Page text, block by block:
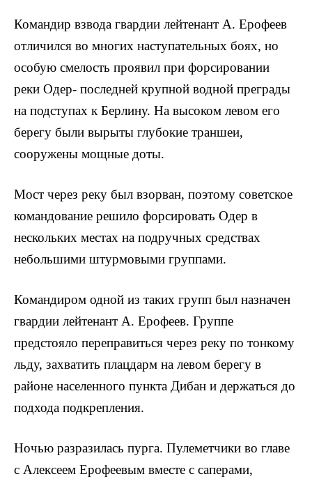
Командир взвода гвардии лейтенант А. Ерофеев
отличился во многих наступательных боях, но
особую смелость проявил при форсировании
реки Одер- последней крупной водной преграды
на подступах к Берлину. На высоком левом его
берегу были вырыты глубокие траншеи,
сооружены мощные доты.
Мост через реку был взорван, поэтому советское
командование решило форсировать Одер в
нескольких местах на подручных средствах
небольшими штурмовы­ми группами.
Командиром одной из таких групп был назначен
гвардии лейтенант А. Ерофеев. Группе
предстояло переправиться через реку по тонкому
льду, захватить плацдарм на левом берегу в
районе населенного пункта Дибан и держаться до
подхода подкрепления.
Ночью разразилась пурга. Пулеметчики во главе
с Алексеем Ерофеевым вместе с саперами,